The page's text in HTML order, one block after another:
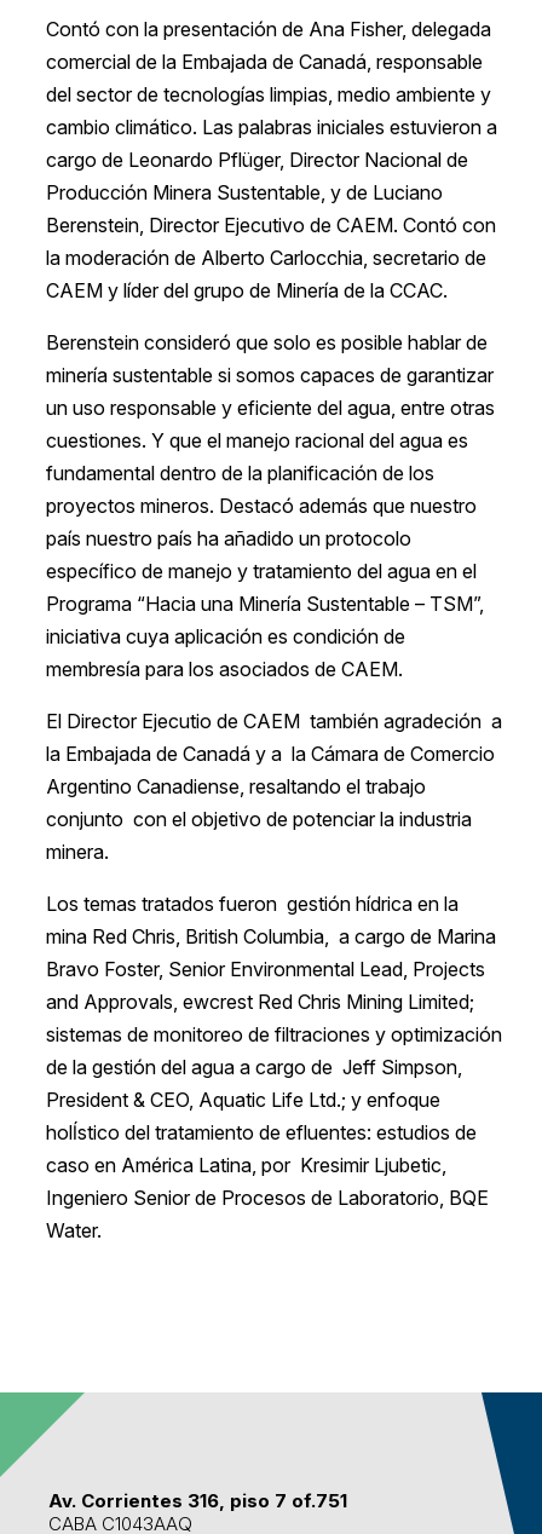
Contó con la presentación de Ana Fisher, delegada
comercial de la Embajada de Canadá, responsable
del sector de tecnologías limpias, medio ambiente y
cambio climático. Las palabras iniciales estuvieron a
cargo de Leonardo Pflüger, Director Nacional de
Producción Minera Sustentable, y de Luciano
Berenstein, Director Ejecutivo de CAEM. Contó con
la moderación de Alberto Carlocchia, secretario de
CAEM y líder del grupo de Minería de la CCAC.
Berenstein consideró que solo es posible hablar de
minería sustentable si somos capaces de garantizar
un uso responsable y eficiente del agua, entre otras
cuestiones. Y que el manejo racional del agua es
fundamental dentro de la planificación de los
proyectos mineros. Destacó además que nuestro
país nuestro país ha añadido un protocolo
específico de manejo y tratamiento del agua en el
Programa “Hacia una Minería Sustentable – TSM”,
iniciativa cuya aplicación es condición de
membresía para los asociados de CAEM.
El Director Ejecutio de CAEM también agradeción a
la Embajada de Canadá y a la Cámara de Comercio
Argentino Canadiense, resaltando el trabajo
conjunto con el objetivo de potenciar la industria
minera.
Los temas tratados fueron gestión hídrica en la
mina Red Chris, British Columbia, a cargo de Marina
Bravo Foster, Senior Environmental Lead, Projects
and Approvals, ewcrest Red Chris Mining Limited;
sistemas de monitoreo de filtraciones y optimización
de la gestión del agua a cargo de Jeff Simpson,
President & CEO, Aquatic Life Ltd.; y enfoque
holĺstico del tratamiento de efluentes: estudios de
caso en América Latina, por Kresimir Ljubetic,
Ingeniero Senior de Procesos de Laboratorio, BQE
Water.
Av. Corrientes 316, piso 7 of.751
CABA C1043AAQ